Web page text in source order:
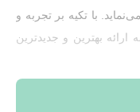
با تکیه بر تجربه و
بهترین و جدیدترین
ما ارائه راهکارهایی
کمک کند تا بتوانند به
یابند. با تمرکز بر